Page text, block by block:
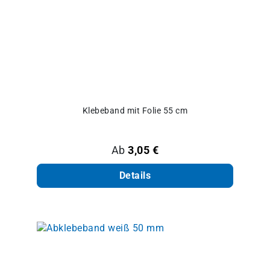
Klebeband mit Folie 55 cm
Regulärer Preis:
Ab3,05 €
Details